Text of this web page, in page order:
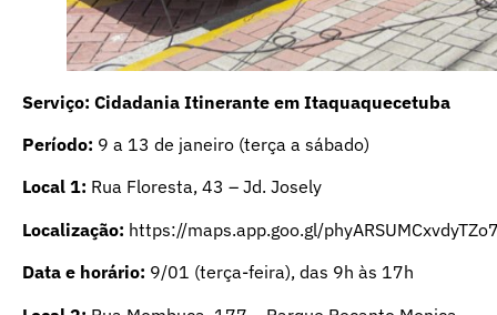
Serviço: Cidadania Itinerante em Itaquaquecetuba
Período: 9 a 13 de janeiro (terça a sábado)
Local 1: Rua Floresta, 43 – Jd. Josely
Localização: https://maps.app.goo.gl/
Data e horário: 9/01 (terça-feira), das 9h às 17h